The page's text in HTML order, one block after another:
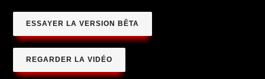
ESSAYER LA VERSION BÊTA
REGARDER LA VIDÉO